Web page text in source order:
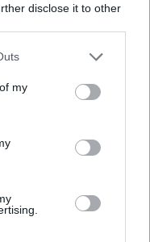
disclose it to other
my
a chatu
hod.